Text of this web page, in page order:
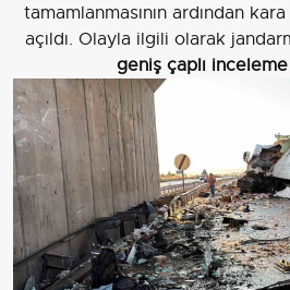
tamamlanmasının ardından
açıldı. Olayla ilgili olarak
geniş çaplı inceleme